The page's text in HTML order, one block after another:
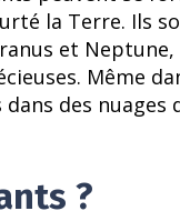
la Terre. Ils
et
Même
des nuages
?